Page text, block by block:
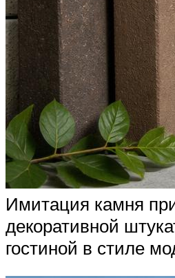
Имитация камня
декоративной
гостиной в стиле